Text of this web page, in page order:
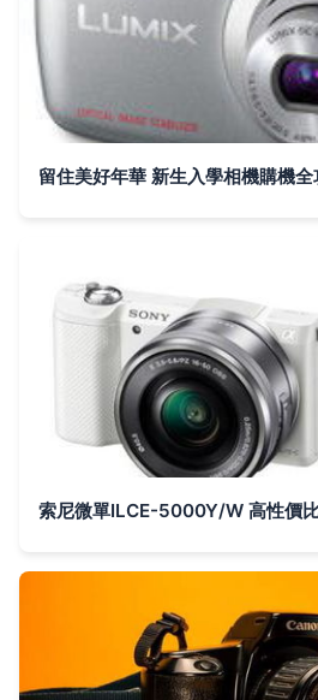
留住美好年華 新生入學相機購機全
索尼微單ILCE-5000Y/W 高性價